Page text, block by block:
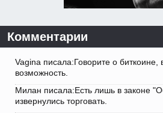
Комментарии
Vagina писала:Говорите о
возможность.
Милан писала:Есть лишь в законе
извернулись торговать.